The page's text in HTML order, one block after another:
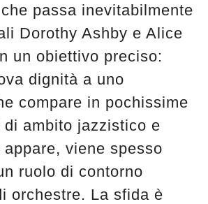
passa inevitabilmente
Dorothy Ashby e Alice
un obiettivo preciso:
dignità a uno
compare in pochissime
ambito jazzistico e
appare, viene spesso
ruolo di contorno
orchestre. La sfida è